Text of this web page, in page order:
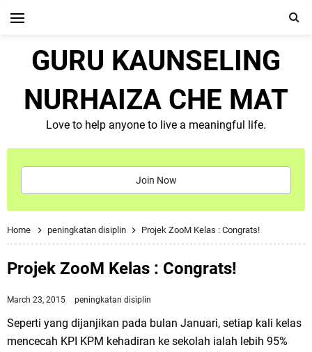
GURU KAUNSELING
NURHAIZA CHE MAT
Love to help anyone to live a meaningful life.
Join Now
Home peningkatan disiplin Projek ZooM Kelas : Congrats!
Projek ZooM Kelas : Congrats!
March 23, 2015 peningkatan disiplin
Seperti yang dijanjikan pada bulan Januari, setiap kali kelas
mencecah KPI KPM kehadiran ke sekolah ialah lebih 95%